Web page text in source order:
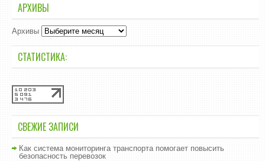
АРХИВЫ
Архивы
СТАТИСТИКА:
СВЕЖИЕ ЗАПИСИ
Как система мониторинга транспорта помогает повысить
безопасность перевозок